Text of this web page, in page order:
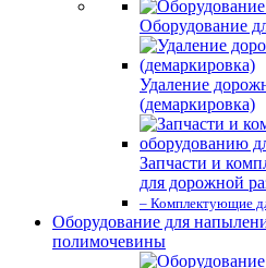
Оборудование
Удаление
(демаркировка)
Запчасти и
для дорожной
– Комплектующие
Оборудование для
полимочевины